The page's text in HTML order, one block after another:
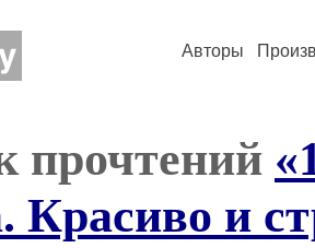
Авторы
прочтений
Красиво и